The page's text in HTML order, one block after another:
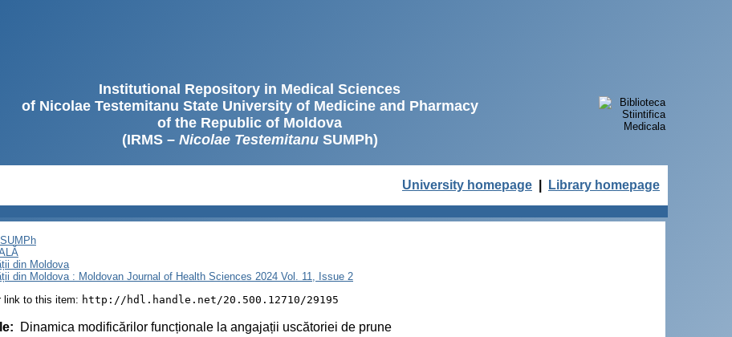
Institutional Repository in Medical Sciences
of Nicolae Testemitanu State University of Medicine and Pharmacy
of the Republic of Moldova
(IRMS – Nicolae TestemitanuSUMPh)
University homepage Library homepage
din Moldova
din Moldova : Moldovan Journal of Health Sciences 2024 Vol. 11, Issue 2
link to this item: http://hdl.handle.net/20.500.12710/29195
:
Dinamica modificărilor funcționale la angajații uscătoriei de prune